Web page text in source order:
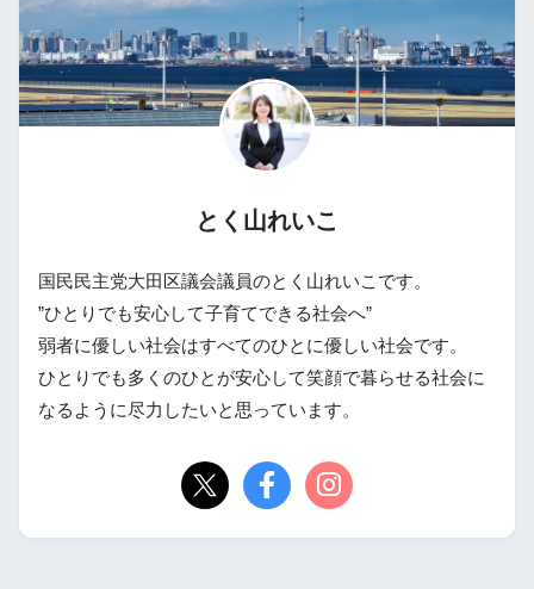
とく山れいこ
国民民主党大田区議会議員のとく山れいこです。
”ひとりでも安心して子育てできる社会へ”
弱者に優しい社会はすべてのひとに優しい社会です。
ひとりでも多くのひとが安心して笑顔で暮らせる社会に
なるように尽力したいと思っています。